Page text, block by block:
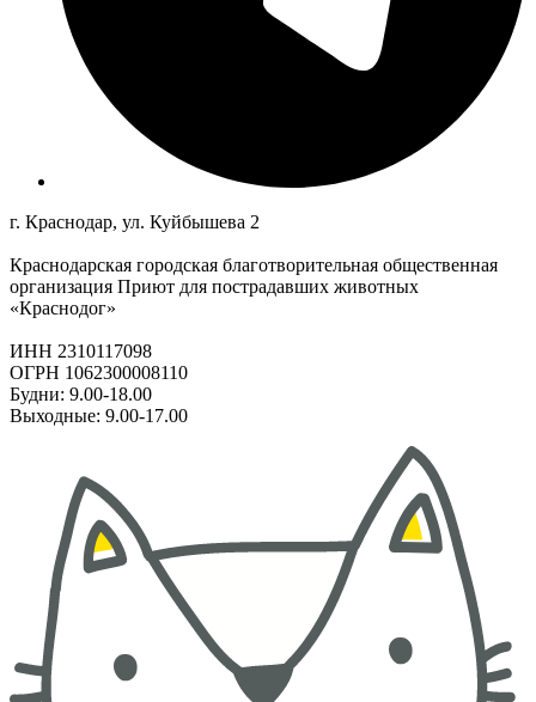
г. Краснодар, ул. Куйбышева 2
Краснодарская городская благотворительная общественная
организация Приют для пострадавших животных
«Краснодог»
ИНН 2310117098
ОГРН 1062300008110
Будни: 9.00-18.00
Выходные: 9.00-17.00